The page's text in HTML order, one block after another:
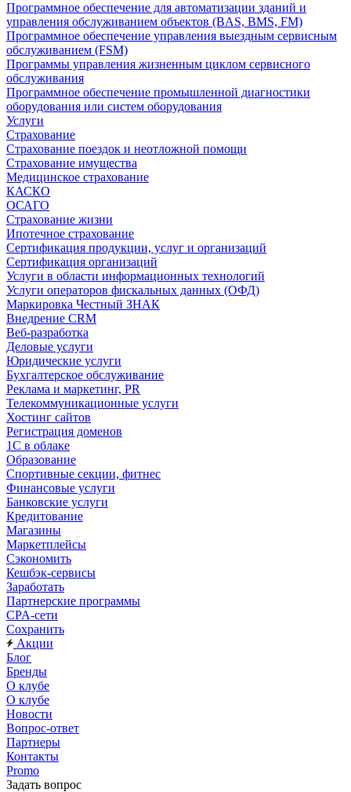
Программное обеспечение для автоматизации зданий и
управления обслуживанием объектов (BAS, BMS, FM)
Программное обеспечение управления выездным сервисным
обслуживанием (FSM)
Программы управления жизненным циклом сервисного
обслуживания
Программное обеспечение промышленной диагностики
оборудования или систем оборудования
Услуги
Страхование
Страхование поездок и неотложной помощи
Страхование имущества
Медицинское страхование
КАСКО
ОСАГО
Страхование жизни
Ипотечное страхование
Сертификация продукции, услуг и организаций
Сертификация организаций
Услуги в области информационных технологий
Услуги операторов фискальных данных (ОФД)
Маркировка Честный ЗНАК
Внедрение CRM
Веб-разработка
Деловые услуги
Юридические услуги
Бухгалтерское обслуживание
Реклама и маркетинг, PR
Телекоммуникационные услуги
Хостинг сайтов
Регистрация доменов
1С в облаке
Образование
Спортивные секции, фитнес
Финансовые услуги
Банковские услуги
Кредитование
Магазины
Маркетплейсы
Сэкономить
Кешбэк-сервисы
Заработать
Партнерские программы
CPA-сети
Сохранить
Акции
Блог
Бренды
О клубе
О клубе
Новости
Вопрос-ответ
Партнеры
Контакты
Promo
Задать вопрос